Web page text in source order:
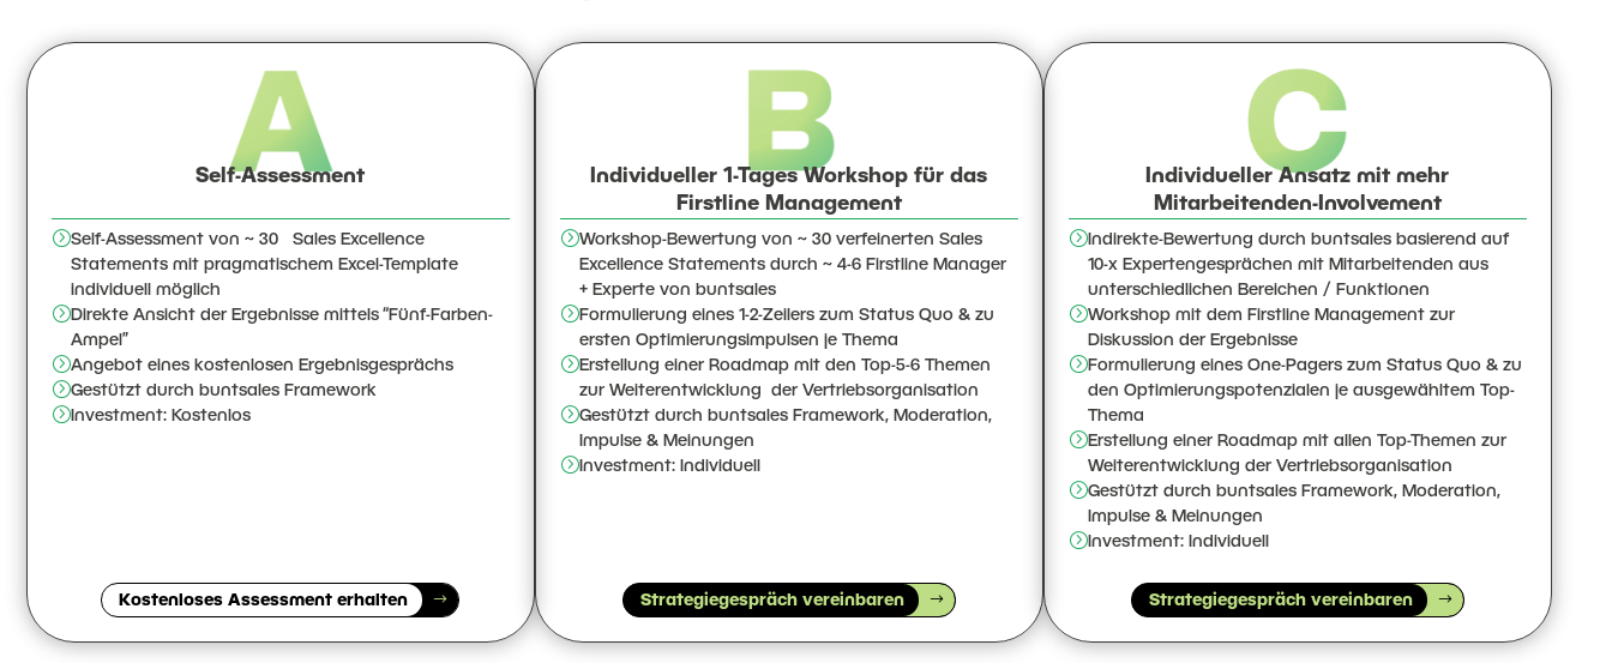
Self-Assessment
=Self-Assessment von ~ 30 Sales Excellence
Statements mit pragmatischem Excel-Template
individuell möglich
=Direkte Ansicht der Ergebnisse mittels “Fünf-Farben-
Ampel”
=Angebot eines kostenlosen Ergebnisgesprächs
=Gestützt durch buntsales Framework
= Investment: Kostenlos
Kostenloses Assessment erhalten
Individueller 1-Tages Workshop für das
Firstline Management
=Workshop-Bewertung von ~ 30 verfeinerten Sales
Excellence Statements durch ~ 4-6 Firstline Manager
+ Experte von buntsales
=Formulierung eines 1-2-Zeilers zum Status Quo & zu
ersten Optimierungsimpulsen je Thema
=Erstellung einer Roadmap mit den Top-5-6 Themen
zur Weiterentwicklung der Vertriebsorganisation
=Gestützt durch buntsales Framework, Moderation,
Impulse & Meinungen
=Investment: Individuell
Strategiegespräch vereinbaren
Individueller Ansatz mit mehr
Mitarbeitenden-Involvement
=Indirekte-Bewertung durch buntsales basierend auf
10-x Expertengesprächen mit Mitarbeitenden aus
unterschiedlichen Bereichen / Funktionen
=Workshop mit dem Firstline Management zur
Diskussion der Ergebnisse
=Formulierung eines One-Pagers zum Status Quo & zu
den Optimierungspotenzialen je ausgewähltem Top-
Thema
=Erstellung einer Roadmap mit allen Top-Themen zur
Weiterentwicklung der Vertriebsorganisation
=Gestützt durch buntsales Framework, Moderation,
Impulse & Meinungen
=Investment: Individuell
Strategiegespräch vereinbaren